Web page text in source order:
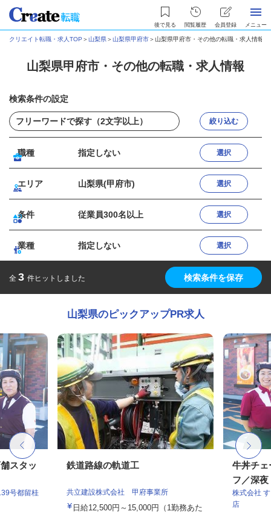
後で見る 閲覧履歴 会員登録 メニュー
クリエイト転職・求人TOP ＞山梨県＞山梨県甲府市＞山梨県甲府市・その他の転職・求人情報
山梨県甲府市・その他の転職・求人情報
検索条件の設定
絞り込む
職種 指定しない 選択
エリア 山梨県(甲府市) 選択
条件 従業員300名以上 選択
業種 指定しない 選択
全 3 件ヒットしました 検索条件を保存
山梨県のピックアップPR求人
スタッ
号都留桂
鉄道路線の軌道工
共立建設株式会社 甲府事業所
日給12,500円～15,000円（1勤務あた
牛丼チェ
フ／深夜
株式会社
店